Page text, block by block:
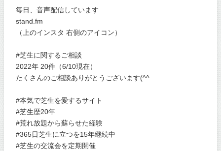
毎日、音声配信しています
stand.fm
（上のインスタ 右側のアイコン）
#芝生に関するご相談
2022年 20件（6/10現在）
たくさんのご相談ありがとうございます(^^
#本気で芝生を愛するサイト
#芝生歴20年
#荒れ放題から蘇らせた経験
#365日芝生に立つを15年継続中
#芝生の交流会を定期開催